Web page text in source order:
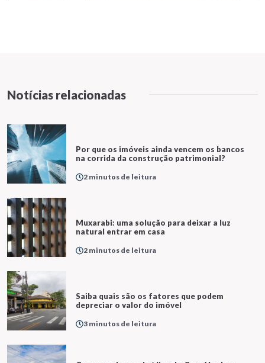
Notícias relacionadas
Por que os imóveis ainda vencem os bancos
na corrida da construção patrimonial?
2 minutos de leitura
Muxarabi: uma solução para deixar a luz
natural entrar em casa
2 minutos de leitura
Saiba quais são os fatores que podem
depreciar o valor do imóvel
3 minutos de leitura